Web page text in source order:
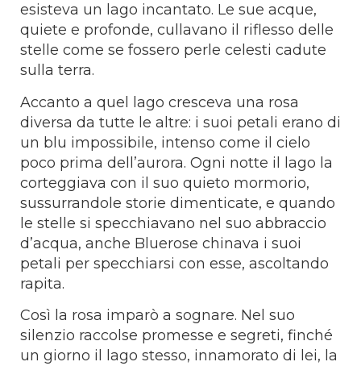
esisteva un lago incantato. Le sue acque,
quiete e profonde, cullavano il riflesso delle
stelle come se fossero perle celesti cadute
sulla terra.
Accanto a quel lago cresceva una rosa
diversa da tutte le altre: i suoi petali erano di
un blu impossibile, intenso come il cielo
poco prima dell’aurora. Ogni notte il lago la
corteggiava con il suo quieto mormorio,
sussurrandole storie dimenticate, e quando
le stelle si specchiavano nel suo abbraccio
d’acqua, anche Bluerose chinava i suoi
petali per specchiarsi con esse, ascoltando
rapita.
Così la rosa imparò a sognare. Nel suo
silenzio raccolse promesse e segreti, finché
un giorno il lago stesso, innamorato di lei, la